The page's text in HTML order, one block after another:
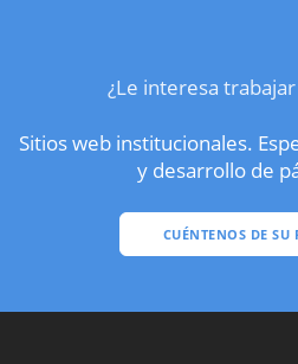
¿Le interesa
Sitios web institucionales.
y desarrollo de
CUÉNTENOS DE SU